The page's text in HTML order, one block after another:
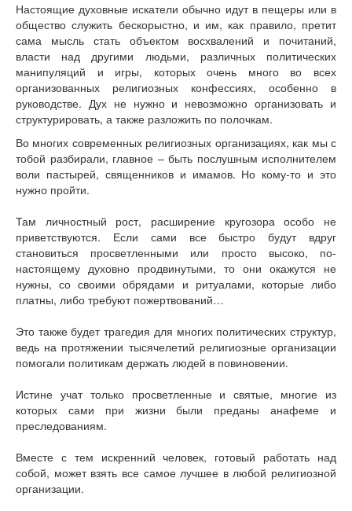
Настоящие духовные искатели обычно идут в пещеры или в
общество служить бескорыстно, и им, как правило, претит
сама мысль стать объектом восхвалений и почитаний,
власти над другими людьми, различных политических
манипуляций и игры, которых очень много во всех
организованных религиозных конфессиях, особенно в
руководстве. Дух не нужно и невозможно организовать и
структурировать, а также разложить по полочкам.
Во многих современных религиозных организациях, как мы с
тобой разбирали, главное – быть послушным исполнителем
воли пастырей, священников и имамов. Но кому-то и это
нужно пройти.
Там личностный рост, расширение кругозора особо не
приветствуются. Если сами все быстро будут вдруг
становиться просветленными или просто высоко, по-
настоящему духовно продвинутыми, то они окажутся не
нужны, со своими обрядами и ритуалами, которые либо
платны, либо требуют пожертвований…
Это также будет трагедия для многих политических структур,
ведь на протяжении тысячелетий религиозные организации
помогали политикам держать людей в повиновении.
Истине учат только просветленные и святые, многие из
которых сами при жизни были преданы анафеме и
преследованиям.
Вместе с тем искренний человек, готовый работать над
собой, может взять все самое лучшее в любой религиозной
организации.